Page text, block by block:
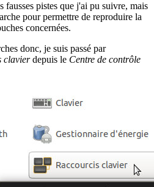
fausses pistes que j'ai pu suivre, mais
pour permettre de reproduire la
concernées.
donc, je suis passé par
clavierdepuis le Centre de contrôle